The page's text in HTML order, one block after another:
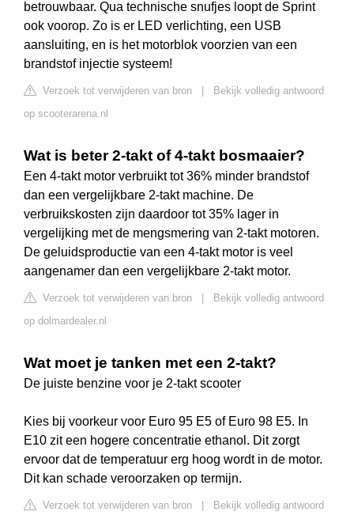
betrouwbaar. Qua technische snufjes loopt de Sprint
ook voorop. Zo is er LED verlichting, een USB
aansluiting, en is het motorblok voorzien van een
brandstof injectie systeem!
Verzoek tot verwijderen van bron
Bekijk volledig antwoord
op scooterarena.nl
Wat is beter 2-takt of 4-takt bosmaaier?
Een 4-takt motor verbruikt tot 36% minder brandstof
dan een vergelijkbare 2-takt machine. De
verbruikskosten zijn daardoor tot 35% lager in
vergelijking met de mengsmering van 2-takt motoren.
De geluidsproductie van een 4-takt motor is veel
aangenamer dan een vergelijkbare 2-takt motor.
Verzoek tot verwijderen van bron
Bekijk volledig antwoord
op dolmardealer.nl
Wat moet je tanken met een 2-takt?
De juiste benzine voor je 2-takt scooter
Kies bij voorkeur voor Euro 95 E5 of Euro 98 E5. In
E10 zit een hogere concentratie ethanol. Dit zorgt
ervoor dat de temperatuur erg hoog wordt in de motor.
Dit kan schade veroorzaken op termijn.
Verzoek tot verwijderen van bron
Bekijk volledig antwoord